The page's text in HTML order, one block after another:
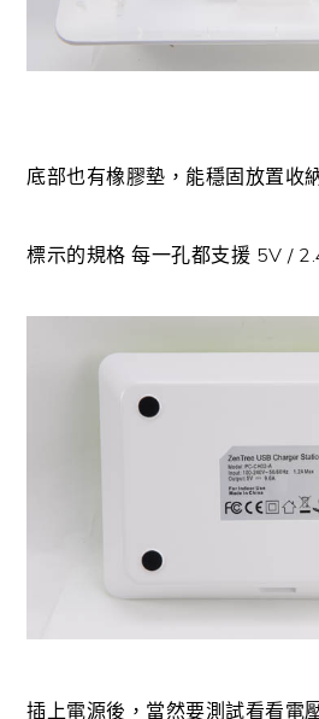
底部也有橡膠墊，能穩固放置收
標示的規格 每一孔都支援 5V /
插上電源後，當然要測試看看電